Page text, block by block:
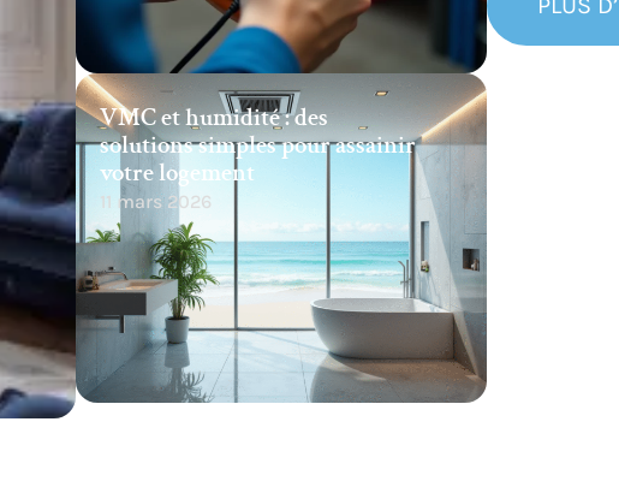
VMC et humidité : des
solutions simples pour assainir
votre logement
11 mars 2026